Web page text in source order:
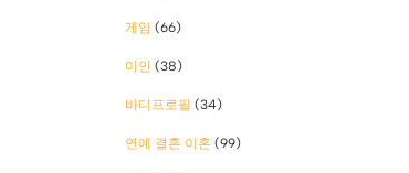
게임 (66)
미인 (38)
바디프로필 (34)
연예 결혼 이혼 (99)